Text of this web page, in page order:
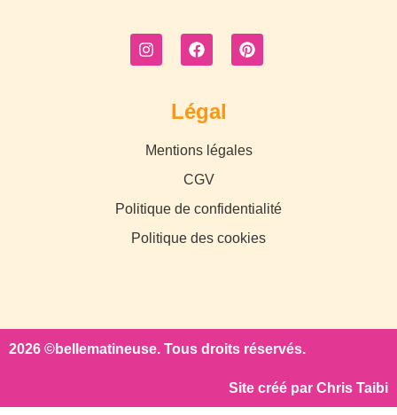
Légal
Mentions légales
CGV
Politique de confidentialité
Politique des cookies
2026 ©bellematineuse. Tous droits réservés.
Site créé par Chris Taibi